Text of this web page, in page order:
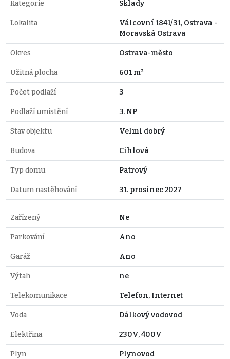
Kategorie Sklady
Lokalita
Válcovní 1841/31, Ostrava -
Moravská Ostrava
Okres Ostrava-město
Užitná plocha 601 m²
Počet podlaží 3
Podlaží umístění 3. NP
Stav objektu Velmi dobrý
Budova Cihlová
Typ domu Patrový
Datum nastěhování 31. prosinec 2027
Zařízený Ne
Parkování Ano
Garáž Ano
Výtah ne
Telekomunikace Telefon, Internet
Voda Dálkový vodovod
Elektřina 230V, 400V
Plyn Plynovod